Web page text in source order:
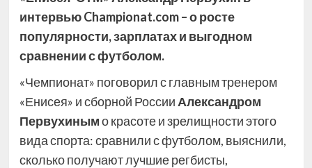
интервью Championat.com – о росте
популярности, зарплатах и выгодном
сравнении с футболом.
«Чемпионат» поговорил с главным тренером
«Енисея» и сборной России Александром
Первухинымо красоте и зрелищности этого
вида спорта: сравнили с футболом, выяснили,
сколько получают лучшие регбисты,